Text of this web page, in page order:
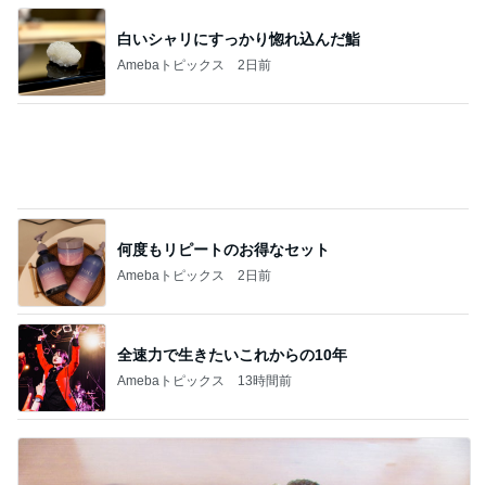
白いシャリにすっかり惚れ込んだ鮨
Amebaトピックス 2日前
全速力で生きたいこれからの10年
Amebaトピックス 13時間前